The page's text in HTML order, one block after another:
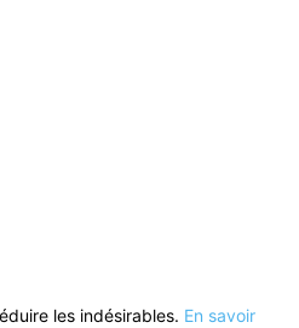
les indésirables. En savoir